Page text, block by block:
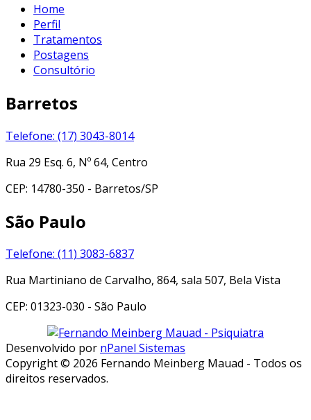
Home
Perfil
Tratamentos
Postagens
Consultório
Barretos
Telefone: (17) 3043-8014
Rua 29 Esq. 6, Nº 64, Centro
CEP: 14780-350 - Barretos/SP
São Paulo
Telefone: (11) 3083-6837
Rua Martiniano de Carvalho, 864, sala 507, Bela Vista
CEP: 01323-030 - São Paulo
Desenvolvido por nPanel Sistemas
Copyright © 2026 Fernando Meinberg Mauad - Todos os
direitos reservados.